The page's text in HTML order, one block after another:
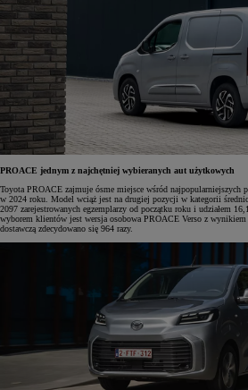
PROACE jednym z najchętniej wybieranych aut użytkowych
Toyota PROACE zajmuje ósme miejsce wśród najpopularniejszych
w 2024 roku. Model wciąż jest na drugiej pozycji w kategorii
2097 zarejestrowanych egzemplarzy od początku roku i udziałem
wyborem klientów jest wersja osobowa PROACE Verso z
dostawczą zdecydowano się 964 razy.